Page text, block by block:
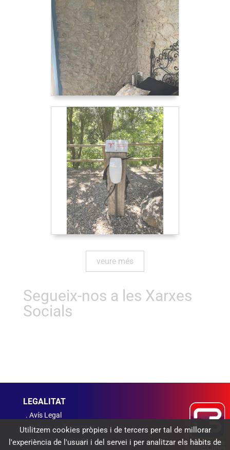
veure més
Segueix-nos a les Xarxes
Socials
Utilitzem cookies pròpies i de tercers per tal de millorar
l'experiència de l'usuari i del servei i per analitzar els hàbits de
LEGALITAT
Avís Legal
Política de Privacitat
Política de Cookies